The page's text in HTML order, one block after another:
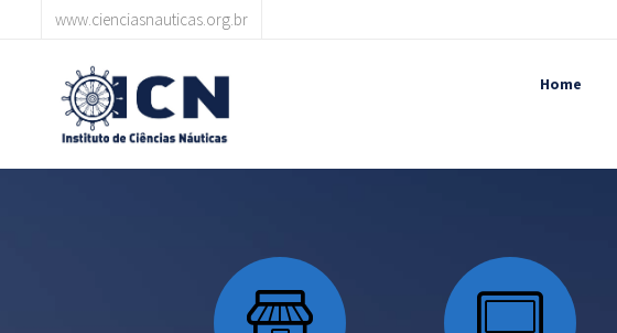
www.cienciasnauticas.org.br
Home